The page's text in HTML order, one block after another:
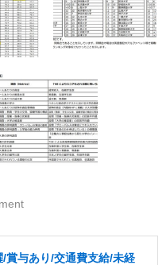
賞与あり/交通費支給/未経